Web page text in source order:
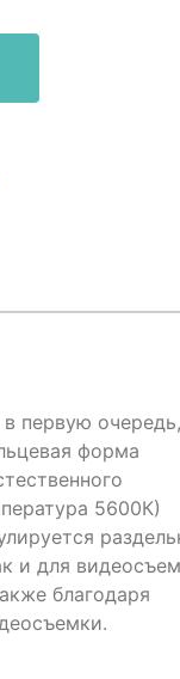
в первую очередь,
форма
5600К)
и для
благодаря